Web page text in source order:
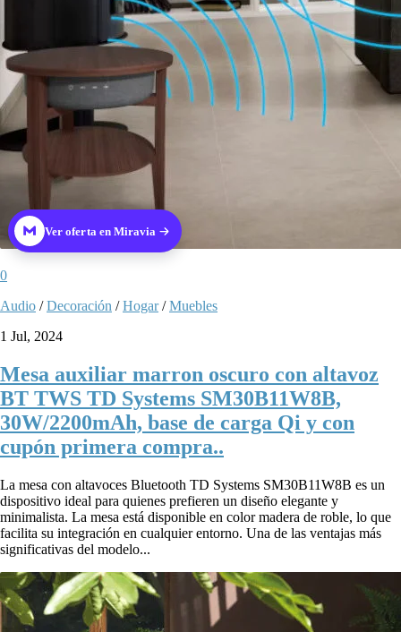
Ver oferta en Miravia
0
Audio /Decoración /Hogar/Muebles
1 Jul, 2024
Mesa auxiliar marron oscuro con altavoz
BT TWS TD Systems SM30B11W8B,
30W/2200mAh, base de carga Qi y con
cupón primera compra..
La mesa con altavoces Bluetooth TD Systems SM30B11W8B es un
dispositivo ideal para quienes prefieren un diseño elegante y
minimalista. La mesa está disponible en color madera de roble, lo que
facilita su integración en cualquier entorno. Una de las ventajas más
significativas del modelo...